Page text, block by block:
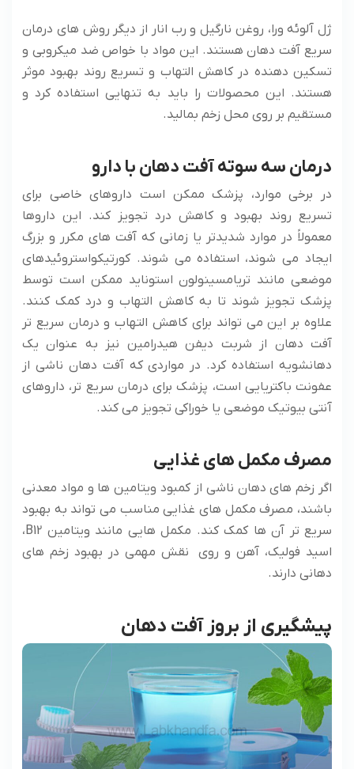
ژل آلوئه ورا، روغن نارگیل و رب انار از دیگر روش های درمان
سریع آفت دهان هستند. این مواد با خواص ضد میکروبی و
تسکین دهنده در کاهش التهاب و تسریع روند بهبود موثر
هستند. این محصولات را باید به تنهایی استفاده کرد و
مستقیم بر روی محل زخم بمالید.
درمان سه سوته آفت دهان با دارو
در برخی موارد، پزشک ممکن است داروهای خاصی برای
تسریع روند بهبود و کاهش درد تجویز کند. این داروها
معمولاً در موارد شدیدتر یا زمانی که آفت های مکرر و بزرگ
ایجاد می شوند، استفاده می شوند. کورتیکواستروئیدهای
موضعی مانند تریامسینولون استوناید ممکن است توسط
پزشک تجویز شوند تا به کاهش التهاب و درد کمک کنند.
علاوه بر این می تواند برای کاهش التهاب و درمان سریع تر
آفت دهان از شربت دیفن هیدرامین نیز به عنوان یک
دهانشویه استفاده کرد. در مواردی که آفت دهان ناشی از
عفونت باکتریایی است، پزشک برای درمان سریع تر، داروهای
آنتی بیوتیک موضعی یا خوراکی تجویز می کند.
مصرف مکمل های غذایی
اگر زخم های دهان ناشی از کمبود ویتامین ها و مواد معدنی
باشند، مصرف مکمل های غذایی مناسب می تواند به بهبود
سریع تر آن ها کمک کند. مکمل هایی مانند ویتامین B12،
اسید فولیک، آهن و روی نقش مهمی در بهبود زخم های
دهانی دارند.
پیشگیری از بروز آفت دهان